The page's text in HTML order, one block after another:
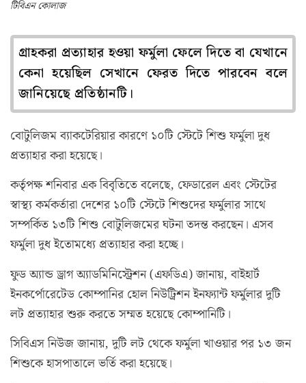
টিবিএন কোলাজ
গ্রাহকরা প্রত্যাহার হওয়া ফর্মুলা ফেলে দিতে বা যেখানে
কেনা হয়েছিল সেখানে ফেরত দিতে পারবেন বলে
জানিয়েছে প্রতিষ্ঠানটি।
বোটুলিজম ব্যাকটেরিয়ার কারণে ১০টি স্টেটে শিশু ফর্মুলা দুধ
প্রত্যাহার করা হয়েছে।
কর্তৃপক্ষ শনিবার এক বিবৃতিতে বলেছে, ফেডারেল এবং স্টেটের
স্বাস্থ্য কর্মকর্তারা দেশের ১০টি স্টেটে শিশুদের ফর্মুলার সাথে
সম্পর্কিত ১৩টি শিশু বোটুলিজমের ঘটনা তদন্ত করছেন। এসব
ফর্মুলা দুধ ইতোমধ্যে প্রত্যাহার করা হচ্ছে।
ফুড অ্যান্ড ড্রাগ অ্যাডমিনিস্ট্রেশন (এফডিএ) জানায়, বাইহার্ট
ইনকর্পোরেটেড কোম্পানির হোল নিউট্রিশন ইনফ্যান্ট ফর্মুলার দুটি
লট প্রত্যাহার শুরু করতে সম্মত হয়েছে কোম্পানিটি।
সিবিএস নিউজ জানায়, দুটি লট থেকে ফর্মুলা খাওয়ার পর ১৩ জন
শিশুকে হাসপাতালে ভর্তি করা হয়েছে।